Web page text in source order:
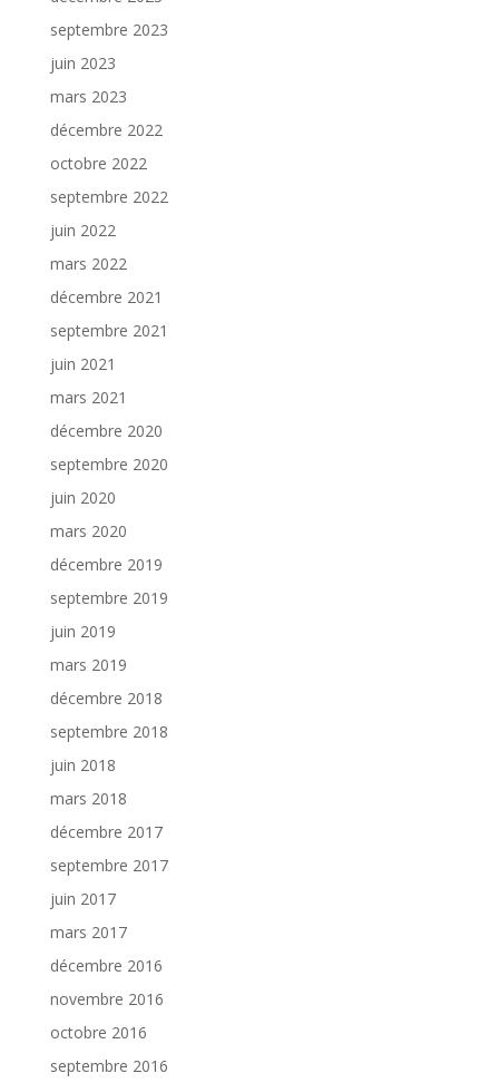
septembre 2023
juin 2023
mars 2023
décembre 2022
octobre 2022
septembre 2022
juin 2022
mars 2022
décembre 2021
septembre 2021
juin 2021
mars 2021
décembre 2020
septembre 2020
juin 2020
mars 2020
décembre 2019
septembre 2019
juin 2019
mars 2019
décembre 2018
septembre 2018
juin 2018
mars 2018
décembre 2017
septembre 2017
juin 2017
mars 2017
décembre 2016
novembre 2016
octobre 2016
septembre 2016